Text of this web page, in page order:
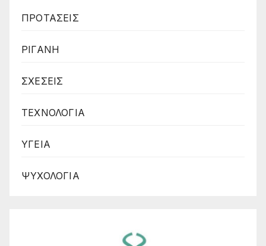
ΠΡΟΤΑΣΕΙΣ
ΡΙΓΑΝΗ
ΣΧΕΣΕΙΣ
ΤΕΧΝΟΛΟΓΙΑ
ΥΓΕΙΑ
ΨΥΧΟΛΟΓΙΑ